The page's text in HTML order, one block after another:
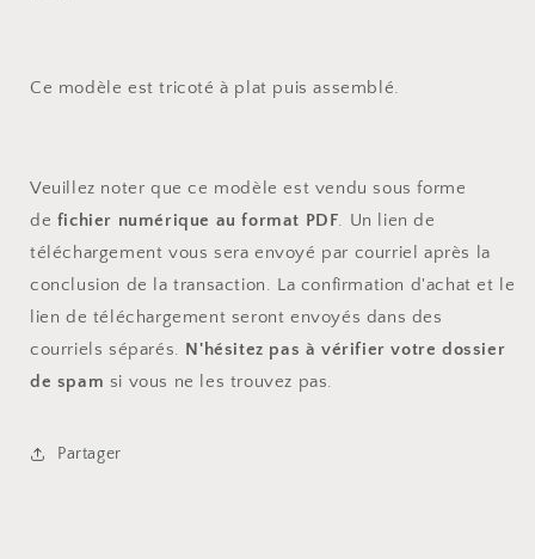
Ce modèle est tricoté à plat puis assemblé.
Veuillez noter que ce modèle est vendu sous forme
de fichier numérique au format PDF. Un lien de
téléchargement vous sera envoyé par courriel après la
conclusion de la transaction. La confirmation d'achat et le
lien de téléchargement seront envoyés dans des
courriels séparés. N'hésitez pas à vérifier votre dossier
de spam si vous ne les trouvez pas.
Partager